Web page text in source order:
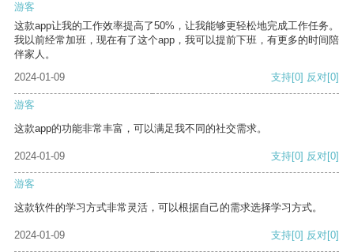
游客
这款app让我的工作效率提高了50%，让我能够更轻松地完成工作任务。
我以前经常加班，现在有了这个app，我可以提前下班，有更多的时间陪
伴家人。
2024-01-09
支持[0] 反对[0]
游客
这款app的功能非常丰富，可以满足我不同的社交需求。
2024-01-09 支持[0] 反对[0]
游客
这款软件的学习方式非常灵活，可以根据自己的需求选择学习方式。
2024-01-09 支持[0] 反对[0]